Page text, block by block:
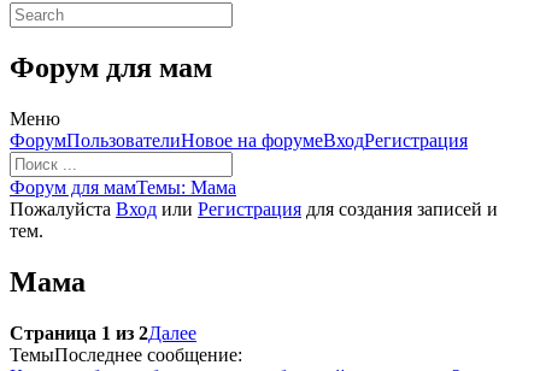
Форум для мам
Меню
Навигация
Форума
ФорумПользователиНовое на форумеВходРегистрация
Форум
breadcrumbs
-
здесь:
Форум для мамТемы: Мама
Пожалуйста Вход или Регистрация для создания записей и
тем.
Мама
Страница 1 из 2Далее
ТемыПоследнее сообщение: